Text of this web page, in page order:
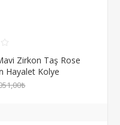
Zirkon Taş Rose
Hayalet Kolye